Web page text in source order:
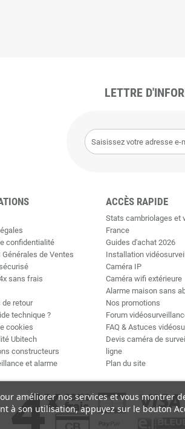
LETTRE
confidentialité
de Ventes
sans frais
de retour
technique ?
cookies
Ubitech
constructeurs
et alarme
ACCÈS RAPIDE
Stats cambriolages et
France
Guides d'achat 2026
Installation
Caméra IP
Caméra wifi extérieure
Alarme maison sans
Nos promotions
Forum
FAQ & Astuces
Devis caméra de
ligne
Plan du site
améliorer nos services et vous montrer
à son utilisation, appuyez sur le bouton